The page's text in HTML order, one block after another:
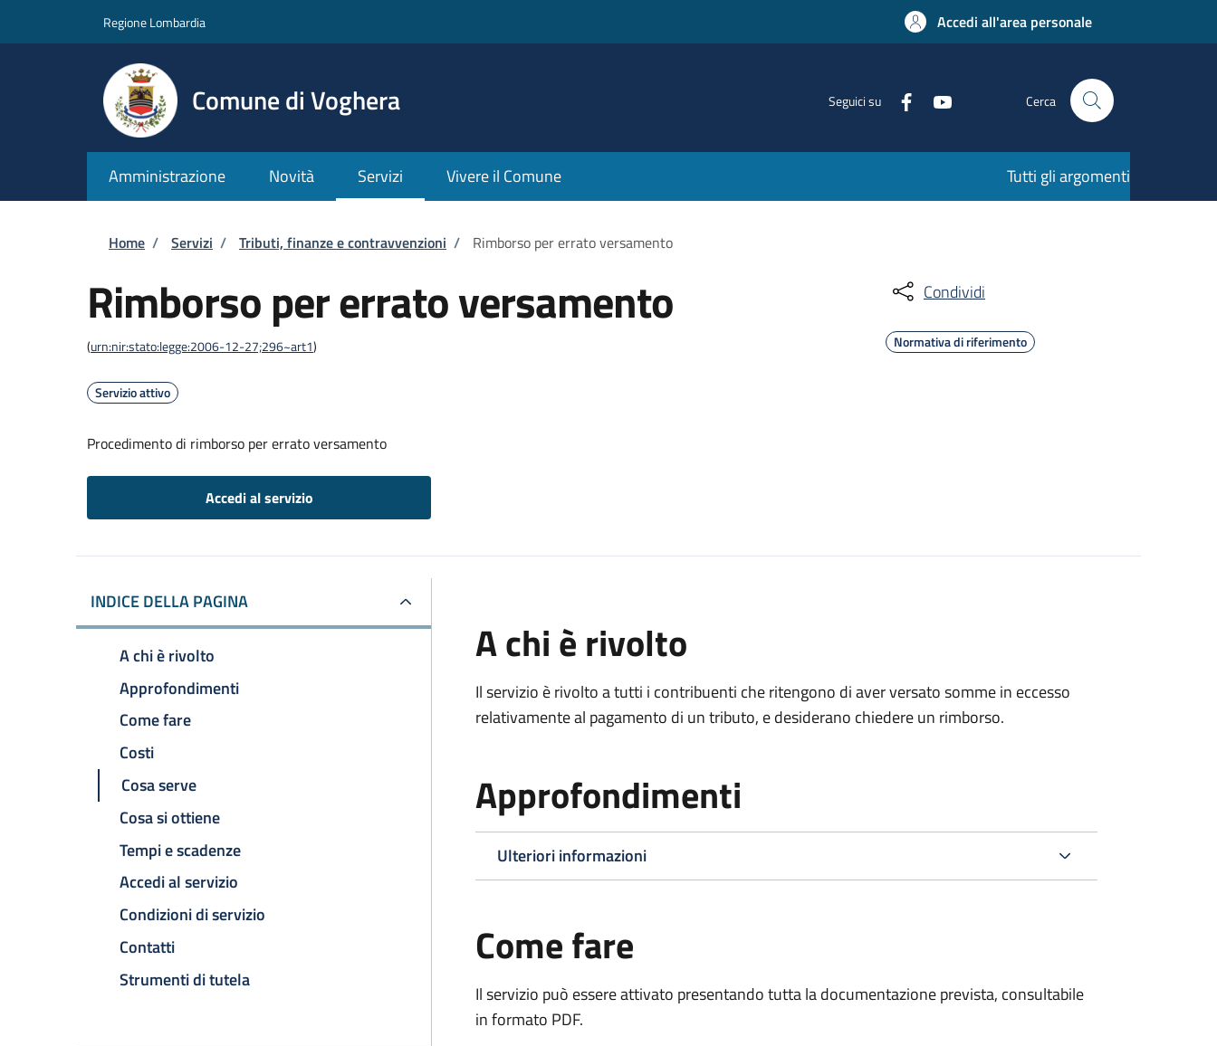
Regione Lombardia Accedi all'area personale
Comune di Voghera Seguici su Cerca
Amministrazione Novità Servizi Vivere il Comune Tutti gli argomenti
Briciole di pane
Home / Servizi / Tributi, finanze e contravvenzioni / Rimborso per errato versamento
Rimborso per errato versamento
(urn:nir:stato:legge:2006-12-27;296~art1)
Servizio attivo
Procedimento di rimborso per errato versamento
Accedi al servizio
Condividi
Normativa di riferimento
INDICE DELLA PAGINA
A chi è rivolto
Approfondimenti
Come fare
Costi
Cosa serve
Cosa si ottiene
Tempi e scadenze
Accedi al servizio
Condizioni di servizio
Contatti
Strumenti di tutela
A chi è rivolto
Il servizio è rivolto a tutti i contribuenti che ritengono di aver versato somme in eccesso
relativamente al pagamento di un tributo, e desiderano chiedere un rimborso.
Approfondimenti
Ulteriori informazioni
Come fare
Il servizio può essere attivato presentando tutta la documentazione prevista, consultabile
in formato PDF.